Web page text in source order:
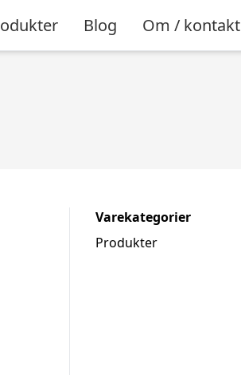
Blog Om / kontakt
Varekategorier
Produkter